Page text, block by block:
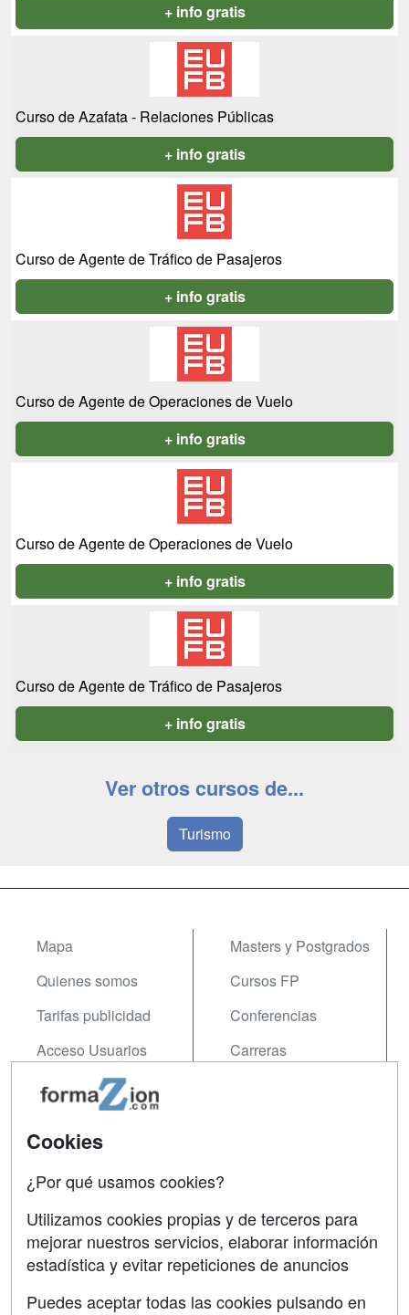
+ info gratis
Curso de Azafata - Relaciones Públicas
+ info gratis
Curso de Agente de Tráfico de Pasajeros
+ info gratis
Curso de Agente de Operaciones de Vuelo
+ info gratis
Curso de Agente de Operaciones de Vuelo
+ info gratis
Curso de Agente de Tráfico de Pasajeros
+ info gratis
Ver otros cursos de...
Turismo
Mapa
Quienes somos
Tarifas publicidad
Acceso Usuarios
Acceso Centros
Masters y Postgrados
Cursos FP
Conferencias
Carreras
Confidencialidad
Aviso legal
Copyleft
Cookies
¿Por qué usamos cookies?
Utilizamos cookies propias y de terceros para
mejorar nuestros servicios, elaborar información
estadística y evitar repeticiones de anuncios
Puedes aceptar todas las cookies pulsando en